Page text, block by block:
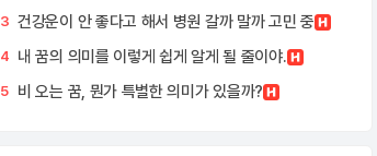
3 건강운이 안 좋다고 해서 병원 갈까 말까 고민 중
4 내 꿈의 의미를 이렇게 쉽게 알게 될 줄이야.
5 비 오는 꿈, 뭔가 특별한 의미가 있을까?